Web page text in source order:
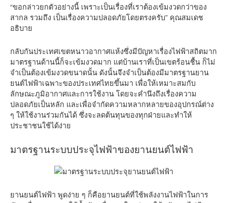
“ขอกล่าวยกตัวอย่างนี้ เพราะเป็นเรื่องที่เราต้องเข้มงวดกว่าของ
สากล รวมถึง เป็นเรื่องความปลอดภัยโดยตรงครับ” คุณสมเดช
อธิบาย
กลับกันประเทศเขตหนาวอากาศแห้งซึ่งมีปัญหาเรื่องไฟฟ้าสถิตมาก
มาตรฐานด้านนี้ก็จะเข้มงวดมาก แต่บ้านเราที่เป็นเขตร้อนชื้น ก็ไม่
จำเป็นต้องเข้มงวดขนาดนั้น ดังนั้นจึงจำเป็นต้องมีมาตรฐานยาน
ยนต์ไฟฟ้าเฉพาะของประเทศไทยขึ้นมา เพื่อให้เหมาะสมกับ
ลักษณะภูมิอากาศและการใช้งาน โดยจะคำนึงถึงเรื่องความ
ปลอดภัยเป็นหลัก และเพื่อจำกัดความหลากหลายของอุปกรณ์ต่าง
ๆ ให้ใช้งานร่วมกันได้ ซึ่งจะลดต้นทุนของทุกฝ่ายและทำให้
ประชาชนใช้ได้ง่าย
มาตรฐานระบบประจุไฟฟ้าของยานยนต์ไฟฟ้า
ยานยนต์ไฟฟ้า พูดง่าย ๆ ก็คือยานยนต์ที่ใช้พลังงานไฟฟ้าในการ